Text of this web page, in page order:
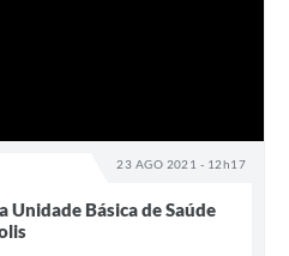
23 AGO 2021 - 12h17
Unidade Básica de Saúde